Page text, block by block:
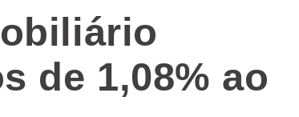
de 1,08% ao